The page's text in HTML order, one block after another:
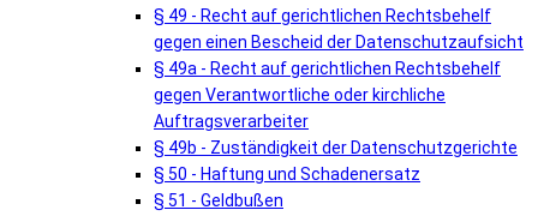
§ 49 - Recht auf gerichtlichen Rechtsbehelf
gegen einen Bescheid der Datenschutzaufsicht
§ 49a - Recht auf gerichtlichen Rechtsbehelf
gegen Verantwortliche oder kirchliche
Auftragsverarbeiter
§ 49b - Zuständigkeit der Datenschutzgerichte
§ 50 - Haftung und Schadenersatz
§ 51 - Geldbußen